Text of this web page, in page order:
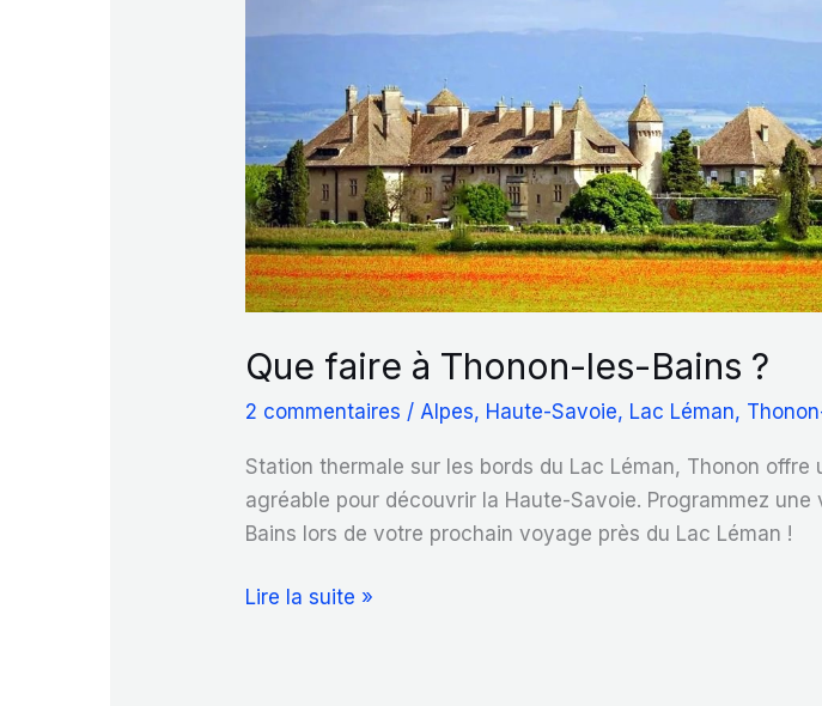
Que faire à Thonon-les-Bains ?
2 commentaires / Alpes, Haute-Savoie, Lac Léman,
Station thermale sur les bords du Lac Léman, Thonon offre
agréable pour découvrir la Haute-Savoie. Programmez
Bains lors de votre prochain voyage près du Lac Léman !
Que
Lire la suite »